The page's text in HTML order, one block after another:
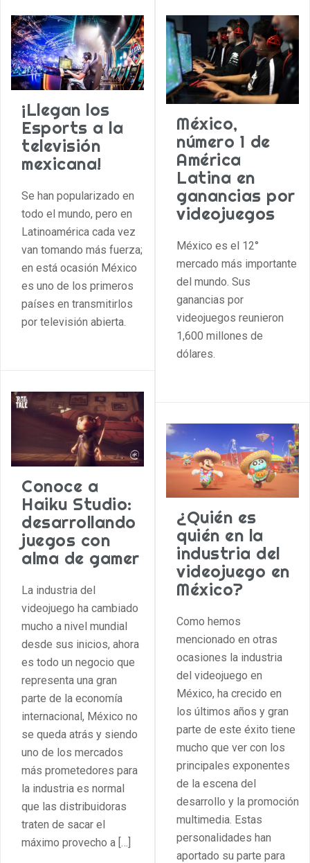
¡Llegan los
Esports a la
televisión
mexicana!
Se han popularizado en
todo el mundo, pero en
Latinoamérica cada vez
van tomando más fuerza;
en está ocasión México
es uno de los primeros
países en transmitirlos
por televisión abierta.
México,
número 1 de
América
Latina en
ganancias por
videojuegos
México es el 12°
mercado más importante
del mundo. Sus
ganancias por
videojuegos reunieron
1,600 millones de
dólares.
Conoce a
Haiku Studio:
desarrollando
juegos con
alma de gamer
La industria del
videojuego ha cambiado
mucho a nivel mundial
desde sus inicios, ahora
es todo un negocio que
representa una gran
parte de la economía
internacional, México no
se queda atrás y siendo
uno de los mercados
más prometedores para
la industria es normal
que las distribuidoras
traten de sacar el
máximo provecho a […]
¿Quién es
quién en la
industria del
videojuego en
México?
Como hemos
mencionado en otras
ocasiones la industria
del videojuego en
México, ha crecido en
los últimos años y gran
parte de este éxito tiene
mucho que ver con los
principales exponentes
de la escena del
desarrollo y la promoción
multimedia. Estas
personalidades han
aportado su parte para